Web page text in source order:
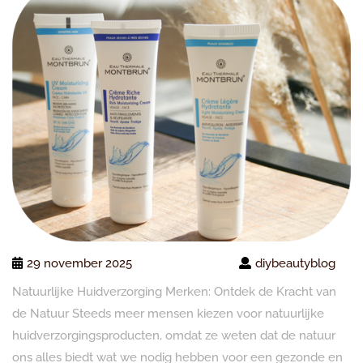
29 november 2025
diybeautyblog
Natuurlijke Huidverzorging Merken: Ontdek de Kracht van
de Natuur Steeds meer mensen kiezen voor natuurlijke
huidverzorgingsproducten, omdat ze weten dat de natuur
ons alles biedt wat we nodig hebben voor een gezonde en